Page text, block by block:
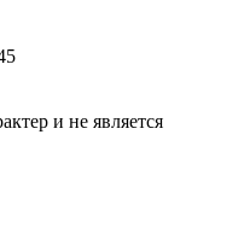
и не является